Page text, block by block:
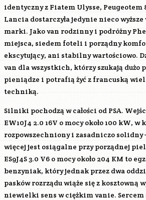
identyczny z Fiatem Ulysse,
Lancia dostarczyła jedynie nieco
marki. Jako van rodzinny i podróżny
miejsca, siedem foteli i porządny
ekscytujący, ani stabilny wartościowo.
van dla wszystkich, którzy szukają dużo
pieniądze i potrafią żyć z francuską
techniką.
Silniki pochodzą w całości od PSA.
EW10J4 2.0 16V o mocy około 100 kW,
rozpowszechniony i zasadniczo
więcej jest osiągalne przy porządnej
ES9J4S3.0 V6 o mocy około 204 KM to
benzyniak, który jednak przez dwa
pasków rozrządu wiąże się z kosztowną
niewielki sens w ciężkim vanie.